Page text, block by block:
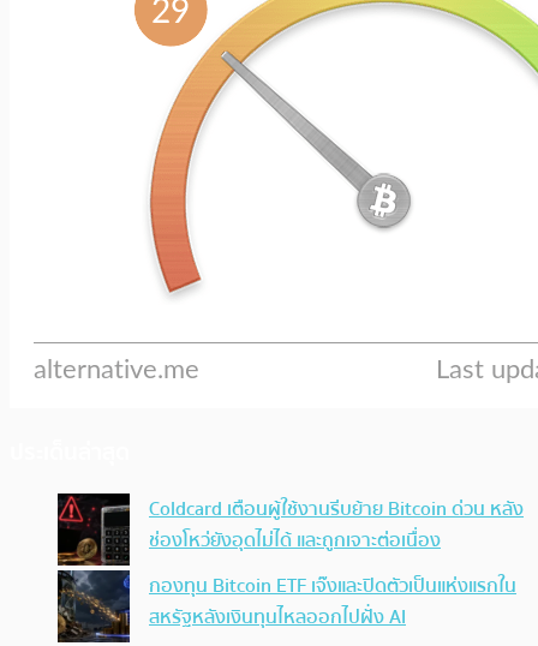
Coldcard เตือนผู้ใช้งานรีบย้าย Bitcoin ด่วน หลัง
ช่องโหว่ยังอุดไม่ได้ และถูกเจาะต่อเนื่อง
กองทุน Bitcoin ETF เจ๊งและปิดตัวเป็นแห่งแรกใน
สหรัฐหลังเงินทุนไหลออกไปฝั่ง AI